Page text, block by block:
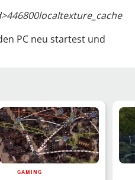
PC neu startest und
GAMING